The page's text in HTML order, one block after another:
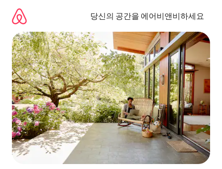
당신의 공간을 에어비앤비하세요